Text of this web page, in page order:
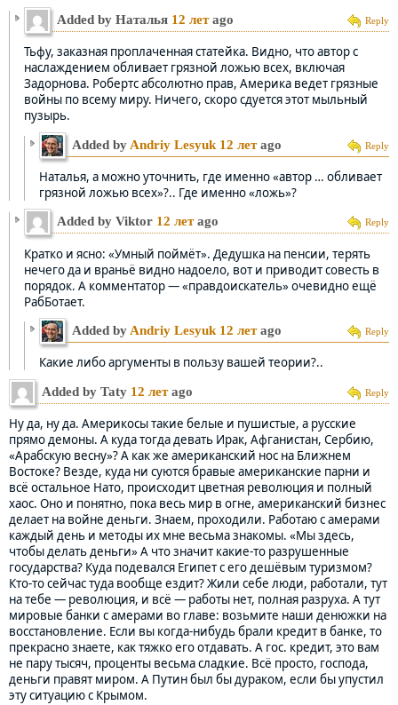
Reply
Added by Наталья 12 летago
Тьфу, заказная проплаченная статейка. Видно, что автор с
наслаждением обливает грязной ложью всех, включая
Задорнова. Робертс абсолютно прав, Америка ведет грязные
войны по всему миру. Ничего, скоро сдуется этот мыльный
пузырь.
Reply
Added by Andriy Lesyuk 12 летago
Наталья, а можно уточнить, где именно «автор … обливает
грязной ложью всех»?.. Где именно «ложь»?
Reply
Added by Viktor 12 летago
Кратко и ясно: «Умный поймёт». Дедушка на пенсии, терять
нечего да и враньё видно надоело, вот и приводит совесть в
порядок. А комментатор — «правдоискатель» очевидно ещё
РабБотает.
Reply
Added byAndriy Lesyuk 12 летago
Какие либо аргументы в пользу вашей теории?..
Reply
Added by Taty 12 летago
Ну да, ну да. Америкосы такие белые и пушистые, а русские
прямо демоны. А куда тогда девать Ирак, Афганистан, Сербию,
«Арабскую весну»? А как же американский нос на Ближнем
Востоке? Везде, куда ни суются бравые американские парни и
всё остальное Нато, происходит цветная революция и полный
хаос. Оно и понятно, пока весь мир в огне, американский бизнес
делает на войне деньги. Знаем, проходили. Работаю с амерами
каждый день и методы их мне весьма знакомы. «Мы здесь,
чтобы делать деньги» А что значит какие-то разрушенные
государства? Куда подевался Египет с его дешёвым туризмом?
Кто-то сейчас туда вообще ездит? Жили себе люди, работали, тут
на тебе — революция, и всё — работы нет, полная разруха. А тут
мировые банки с амерами во главе: возьмите наши денюжки на
восстановление. Если вы когда-нибудь брали кредит в банке, то
прекрасно знаете, как тяжко его отдавать. А гос. кредит, это вам
не пару тысяч, проценты весьма сладкие. Всё просто, господа,
деньги правят миром. А Путин был бы дураком, если бы упустил
эту ситуацию с Крымом.